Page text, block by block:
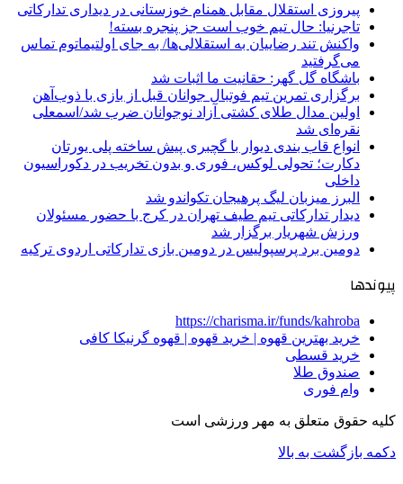
پیروزی استقلال مقابل همنام خوزستانی در دیداری تدارکاتی
تاجرنیا: حال تیم خوب است جز پنجره بسته!
واکنش تند رضاییان به استقلالی‌ها/ به جای اولتیماتوم تماس
می‌گرفتید
باشگاه گل گهر: حقانیت ما اثبات شد
برگزاری تمرین تیم فوتبال جوانان قبل از بازی با ذوب‌آهن
اولین مدال طلای کشتی آزاد نوجوانان ضرب شد/اسمعلی
نقره‌ای شد
انواع قاب بندی دیوار با گچبری پیش ساخته پلی یورتان
دکارت؛ تحولی لوکس، فوری و بدون تخریب در دکوراسیون
داخلی
البرز میزبان لیگ پرهیجان تکواندو شد
دیدار تدارکاتی تیم طیف تهران در کرج با حضور مسئولان
ورزش شهریار برگزار شد
دومین برد پرسپولیس در دومین بازی تدارکاتی اردوی ترکیه
پیوندها
https://charisma.ir/funds/kahroba
خرید بهترین قهوه | خرید قهوه | قهوه گرنیکا کافی
خرید قسطی
صندوق طلا
وام فوری
کلیه حقوق متعلق به مهر ورزشی است
دکمه بازگشت به بالا